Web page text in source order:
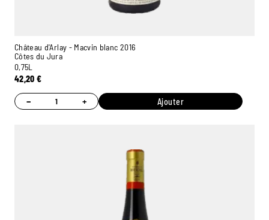
Château d'Arlay - Macvin blanc 2016
Côtes du Jura
0,75L
42,20€
− + Ajouter